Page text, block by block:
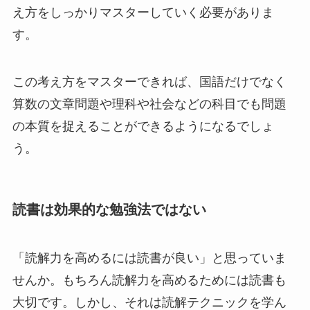
え方をしっかりマスターしていく必要がありま
す。
この考え方をマスターできれば、国語だけでなく
算数の文章問題や理科や社会などの科目でも問題
の本質を捉えることができるようになるでしょ
う。
読書は効果的な勉強法ではない
「読解力を高めるには読書が良い」と思っていま
せんか。もちろん読解力を高めるためには読書も
大切です。しかし、それは読解テクニックを学ん